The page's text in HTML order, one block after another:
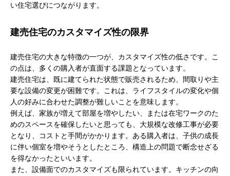
い住宅選びにつながります。
建売住宅のカスタマイズ性の限界
建売住宅の大きな特徴の一つが、カスタマイズ性の低さです。こ
の点は、多くの購入者が直面する課題となっています。
建売住宅は、既に建てられた状態で販売されるため、間取りや主
要な設備の変更が困難です。これは、ライフスタイルの変化や個
人の好みに合わせた調整が難しいことを意味します。
例えば、家族が増えて部屋を増やしたい、または在宅ワークのた
めのスペースを確保したいと思っても、大規模な改修工事が必要
となり、コストと手間がかかります。ある購入者は、子供の成長
に伴い個室を増やそうとしたところ、構造上の問題で断念せざる
を得なかったといいます。
また、設備面でのカスタマイズも限られています。キッチンの向